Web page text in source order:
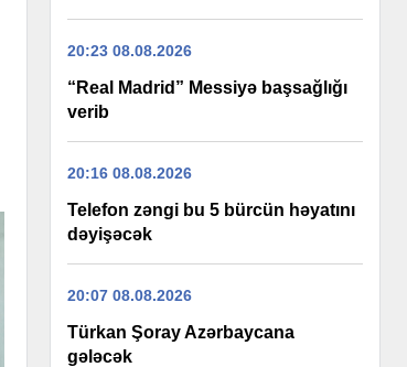
20:23 08.08.2026
“Real Madrid” Messiyə başsağlığı
verib
20:16 08.08.2026
Telefon zəngi bu 5 bürcün həyatını
dəyişəcək
20:07 08.08.2026
Türkan Şoray Azərbaycana
gələcək